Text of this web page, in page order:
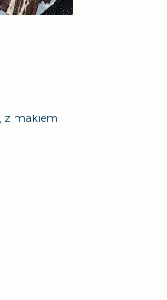
z makiem